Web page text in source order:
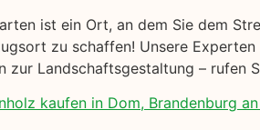
ist ein Ort, an dem Sie dem
zu schaffen! Unsere
zur Landschaftsgestaltung – rufen
kaufen in Dom, Brandenburg